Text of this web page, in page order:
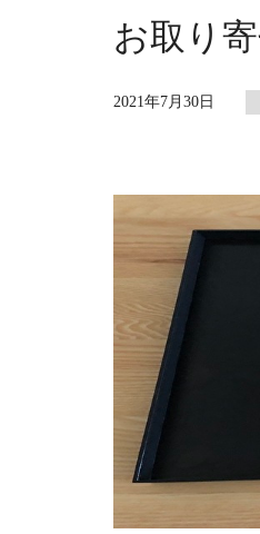
お取り
2021年7月30日